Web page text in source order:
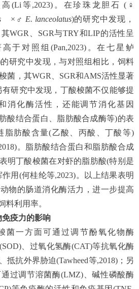
(Li等,2023)。在珍珠龙胆石 ( ♀
×♂ E. lanceolatus)的研究中发现，
WGR、SGR与TRY和LIP的活性呈
于对照组(Pan,2023)。在七星鲈
的研究中发现，与对照组相比，饲料
菌，其WGR、SGR和AMS活性显著
有研究中发现，丁酸梭菌不仅能够提
消化酶活性，还能调节消化基因
酸结合蛋白、脂肪酸合成酶等)的表
脂肪酸含量(乙酸、丙酸、丁酸等)
。脂肪酸结合蛋白和脂肪酸合成
明丁酸梭菌在对虾的脂肪酸(特别是
用(何桂纶等,2023)。以上结果表明
物的肠道消化酶活力，进一步提高
料利用率。
疫力的影响
菌一方面可通过调节酚氧化物酶
、过氧化氢酶(CAT)等抗氧化酶
抵抗外界胁迫(Tawheed等,2018)；另
过调节溶菌酶(LMZ)、碱性磷酸酶